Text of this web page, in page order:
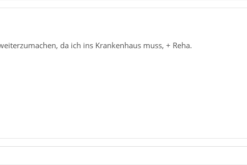
da ich ins Krankenhaus muss, + Reha.